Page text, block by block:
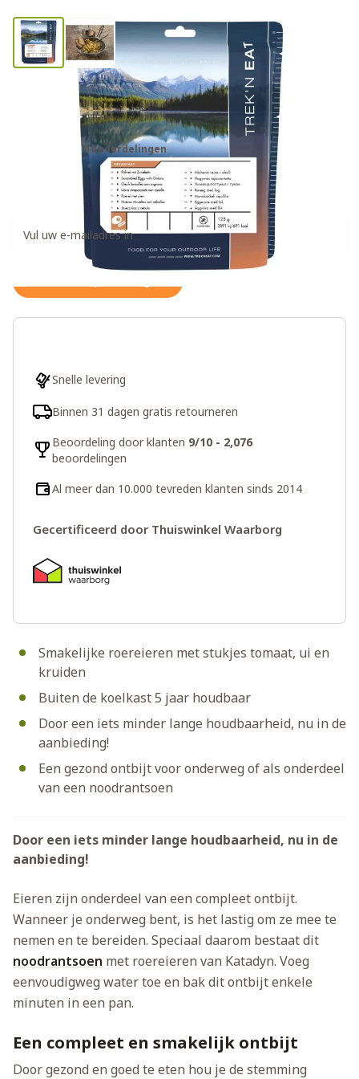
Trek'n Eat zakje roerei
noodrantsoen
0 beoordelingen
Ontvang een weer op voorraad notificatie
Smakelijke roereieren met stukjes tomaat, ui en
kruiden
Buiten de koelkast 5 jaar houdbaar
Door een iets minder lange houdbaarheid, nu in de
aanbieding!
Een gezond ontbijt voor onderweg of als onderdeel
van een noodrantsoen
Snelle levering
Binnen 31 dagen gratis retourneren
Beoordeling door klanten 9/10 - 2,076
beoordelingen
Al meer dan 10.000 tevreden klanten sinds 2014
Gecertificeerd door Thuiswinkel Waarborg
Door een iets minder lange houdbaarheid, nu in de
aanbieding!
Eieren zijn onderdeel van een compleet ontbijt.
Wanneer je onderweg bent, is het lastig om ze mee te
nemen en te bereiden. Speciaal daarom bestaat dit
noodrantsoen met roereieren van Katadyn. Voeg
eenvoudigweg water toe en bak dit ontbijt enkele
minuten in een pan.
Een compleet en smakelijk ontbijt
Door gezond en goed te eten hou je de stemming